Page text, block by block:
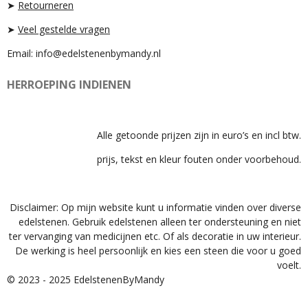
➤ Retourneren
➤ Veel gestelde vragen
Email: info@edelstenenbymandy.nl
HERROEPING INDIENEN
Alle getoonde prijzen zijn in euro’s en incl btw.
prijs, tekst en kleur fouten onder voorbehoud.
Disclaimer: Op mijn website kunt u informatie vinden over diverse
edelstenen. Gebruik edelstenen alleen ter ondersteuning en niet
ter vervanging van medicijnen etc. Of als decoratie in uw interieur.
De werking is heel persoonlijk en kies een steen die voor u goed
voelt.
© 2023 - 2025 EdelstenenByMandy